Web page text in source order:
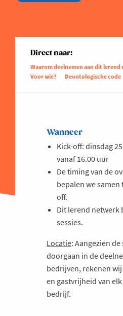
Direct naar:
Waarom deelnemen aan dit lerend
Voor wie?
Deontologische code
Wanneer
Kick-off: dinsdag
vanaf 16.00 uur
De timing van de
bepalen we
off.
Dit lerend netwerk
sessies.
Locatie: Aangezien de
doorgaan in de
bedrijven, rekenen
en gastvrijheid van
bedrijf.